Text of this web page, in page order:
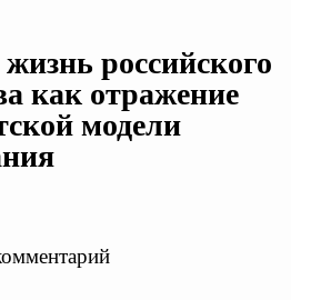
российского
как отражение
модели